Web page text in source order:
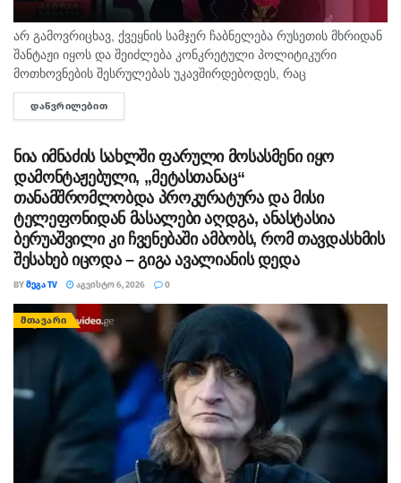
არ გამოვრიცხავ, ქვეყნის სამჯერ ჩაბნელება რუსეთის მხრიდან
შანტაჟი იყოს და შეიძლება კონკრეტული პოლიტიკური
მოთხოვნების შესრულებას უკავშირდებოდეს, რაც
ხელისუფლებისთვის ძნელად ასახსნელია საზოგადოებისთვის.
ვფიქრობ, ეს მოთხოვნები უფრო ოკუპირებულ რეგიონებს უნდა
ᲓᲐᲬᲕᲠᲘᲚᲔᲑᲘᲗ
ნია იმნაძის სახლში ფარული მოსასმენი იყო
დამონტაჟებული, „მეტასთანაც“
თანამშრომლობდა პროკურატურა და მისი
ტელეფონიდან მასალები აღდგა, ანასტასია
ბერუაშვილი კი ჩვენებაში ამბობს, რომ თავდასხმის
შესახებ იცოდა – გიგა ავალიანის დედა
BYᲛᲔᲒᲐ TV ᲐᲒᲕᲘᲡᲢᲝ 6, 2026 0
ᲛᲗᲐᲕᲐᲠᲘ